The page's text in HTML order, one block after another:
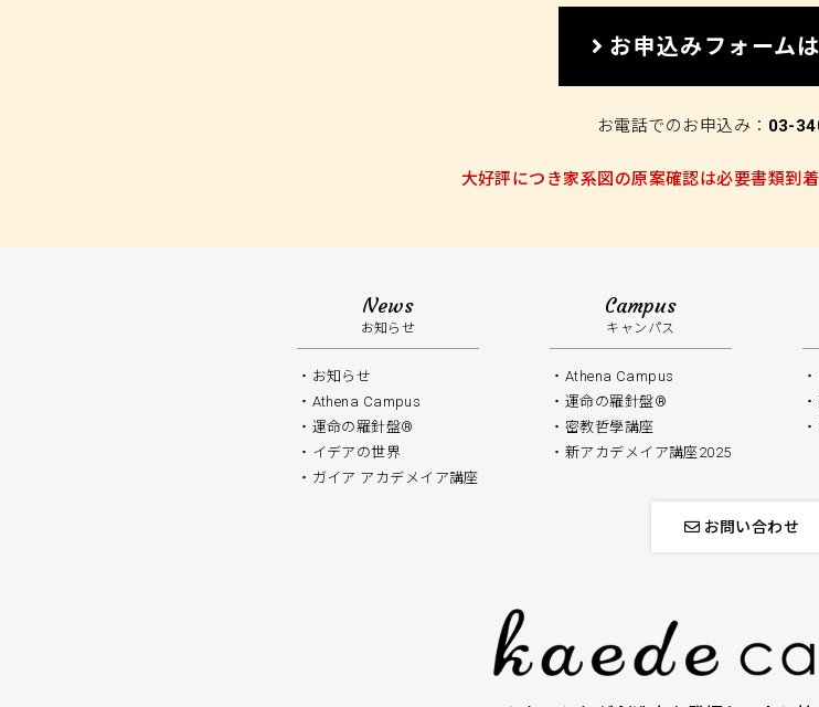
お申込みフォーム
お電話でのお申込み： 03-
大好評につき家系図の原案確認は必要書類到
News
お知らせ
お知らせ
Athena Campus
運命の羅針盤®️
イデアの世界
ガイア アカデメイア講座
Campus
キャンパス
Athena Campus
運命の羅針盤®
密教哲學講座
新アカデメイア講座2025
お問い合わせ